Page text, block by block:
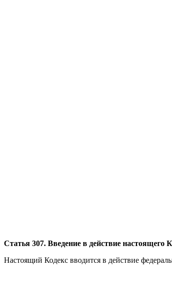
Статья 307. Введение в действие настоящего
Настоящий Кодекс вводится в действие